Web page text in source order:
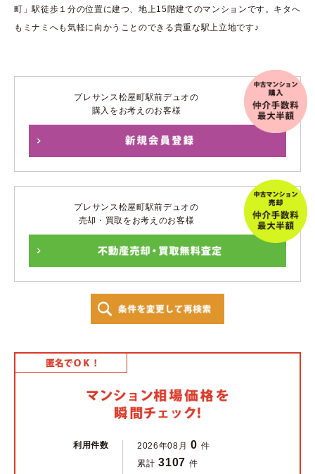
町」駅徒歩１分の位置に建つ、地上15階建てのマンションです。キタへ
もミナミへも気軽に向かうことのできる貴重な駅上立地です♪
プレサンス松屋町駅前デュオの
購入をお考えのお客様
プレサンス松屋町駅前デュオの
売却・買取をお考えのお客様
利用件数 2026年08月 0 件
累計 3107 件